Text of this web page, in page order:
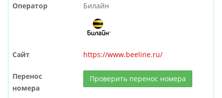
Оператор Билайн
Сайт https://www.beeline.ru/
Перенос
номера
Проверить перенос номера